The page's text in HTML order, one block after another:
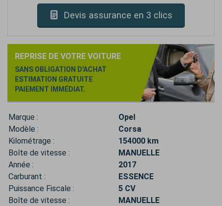
Devis assurance en 3 clics
REPRISE DE VOTRE VOITURE
SANS OBLIGATION D'ACHAT
ESTIMATION GRATUITE
PAIEMENT IMMÉDIAT.
Marque :
Opel
Modèle :
Corsa
Kilométrage :
154000 km
Boîte de vitesse :
MANUELLE
Année :
2017
Carburant :
ESSENCE
Puissance Fiscale :
5 CV
Boîte de vitesse :
MANUELLE